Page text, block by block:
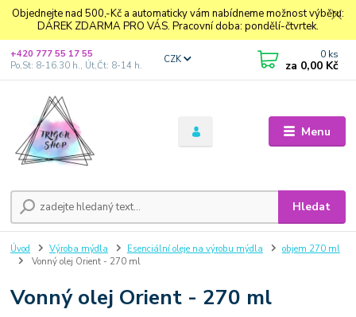
Objednejte nad 500,-Kč a automaticky vám nabídneme možnost výběru:
DÁREK ZDARMA PRO VÁS. Pracovní doba: pondělí-čtvrtek.
Menu
CZK
Hledat
+420 777 55 17 55
Po,St: 8-16.30 h., Út,Čt: 8-14 h.
0 ks
za 0,00 Kč
Úvod Výroba mýdla Esenciální oleje na výrobu mýdla
objem 270 ml
Vonný olej Orient - 270 ml
Vonný olej Orient - 270 ml